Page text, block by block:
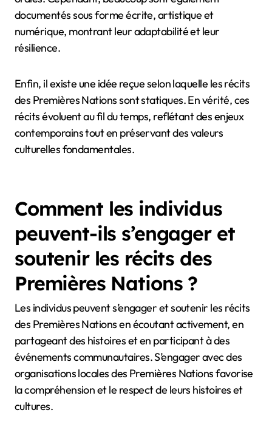
manquent de précision historique ou de pertinence.
En réalité, les récits des Premières Nations sont
riches en histoire, véhiculant de profondes
De plus, certaines personnes croient que les récits
des Premières Nations ne sont que des traditions
orales. Cependant, beaucoup sont également
documentés sous forme écrite, artistique et
Enfin, il existe une idée reçue selon laquelle les récits
des Premières Nations sont statiques. En vérité, ces
récits évoluent au fil du temps, reflétant des enjeux
contemporains tout en préservant des valeurs
culturelles fondamentales.
Comment les individus
peuvent-ils s’engager et
soutenir les récits des
Premières Nations ?